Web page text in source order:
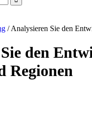
/Analysieren Sie den
den
Regionen